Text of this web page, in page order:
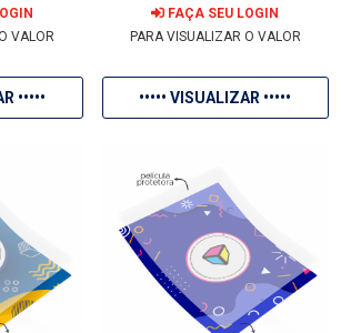
VALOR
•••••
FAÇA SEU LOGIN
PARA VISUALIZAR O VALOR
••••• VISUALIZAR •••••